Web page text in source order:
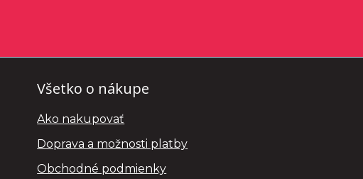
Všetko o nákupe
Ako nakupovať
Doprava a možnosti platby
Obchodné podmienky